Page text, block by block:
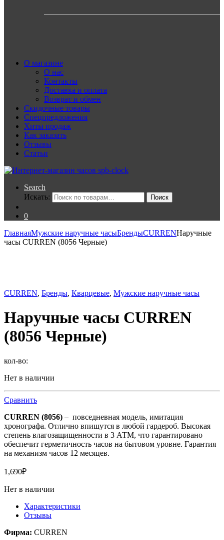
О магазине
О нас
Контакты
Доставка и оплата
Возврат и обмен
Скидочные товары
Спецпредложения
Хиты продаж
Как заказать
Отзывы
Статьи
Search
Искать:
Поиск
0
ГлавнаяМужские наручные часыБрендыCURRENНаручные
часы CURREN (8056 Черные)
CURREN, Бренды, Кварцевые, Мужские наручные часы
Наручные часы CURREN
(8056 Черные)
кол-во:
Нет в наличии
Сравнить
CURREN (8056) – повседневная модель, имитация
хронографа. Отлично впишутся в любой гардероб. Высокая
степень влагозащищенности в 3 АТМ, что гарантировано
обеспечит герметичность часов на бытовом уровне. Гарантия
на механизм часов 12 месяцев.
1,690₽
Нет в наличии
Характеристики
Отзывы
Фирма: CURREN